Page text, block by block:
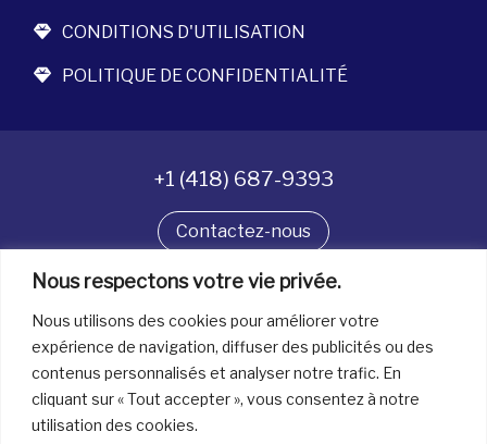
Nous respectons votre vie privée.
Nous utilisons des cookies pour améliorer votre
expérience de navigation, diffuser des publicités ou des
contenus personnalisés et analyser notre trafic. En
cliquant sur « Tout accepter », vous consentez à notre
utilisation des cookies.
CONDITIONS D'UTILISATION
POLITIQUE DE CONFIDENTIALITÉ
+1 (418) 687-9393
Contactez-nous
Suivez-nous
Tous droits réservés. © La boîte à bijoux 2026